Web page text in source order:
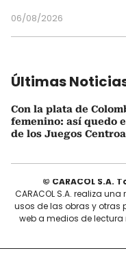
06/08/2026
Últimas
Con la plata de
femenino: así quedo
de los Juegos
© CARACOL S.A.
CARACOL S.A. realiza
usos de las obras y otras
web a medios de